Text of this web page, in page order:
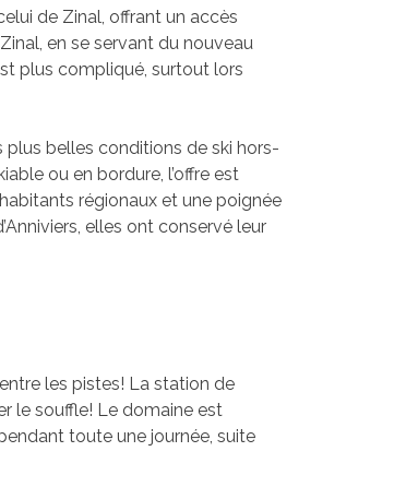
de Zinal, offrant un accès
en se servant du nouveau
plus compliqué, surtout lors
belles conditions de ski hors-
ou en bordure, l’offre est
régionaux et une poignée
elles ont conservé leur
les pistes! La station de
le souffle! Le domaine est
toute une journée, suite